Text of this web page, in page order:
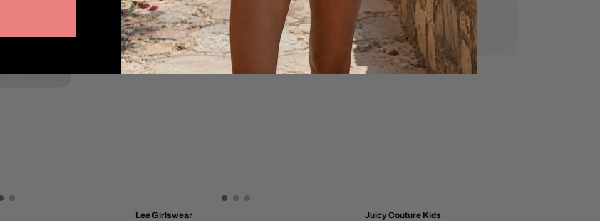
Lee Girlswear Juicy Couture Kids